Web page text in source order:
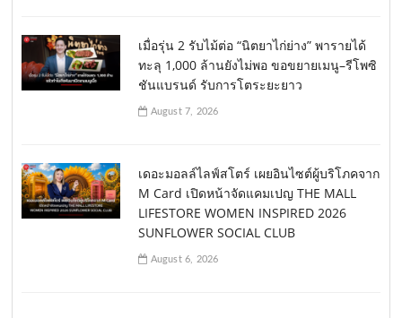
เมื่อรุ่น 2 รับไม้ต่อ “นิตยาไก่ย่าง” พารายได้
ทะลุ 1,000 ล้านยังไม่พอ ขอขยายเมนู–รีโพซิ
ชันแบรนด์ รับการโตระยะยาว
August 7, 2026
เดอะมอลล์ไลฟ์สโตร์ เผยอินไซต์ผู้บริโภคจาก
M Card เปิดหน้าจัดแคมเปญ THE MALL
LIFESTORE WOMEN INSPIRED 2026
SUNFLOWER SOCIAL CLUB
August 6, 2026